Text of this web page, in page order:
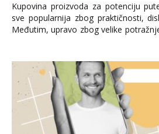
Kupovina proizvoda za potenciju
sve popularnija zbog praktičnosti,
Međutim, upravo zbog velike
i brojni krivotvoreni proizvodi,